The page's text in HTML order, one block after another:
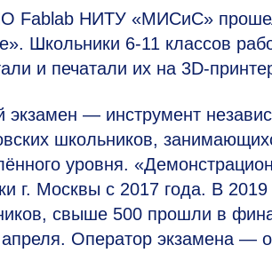
Fablab НИТУ «МИСиС»
Школьники 6-11 классов
и печатали их на 3D-
экзамен — инструмент
школьников,
уровня.
г. Москвы с 2017 года. В
свыше 500 прошли в
Оператор экзамена —